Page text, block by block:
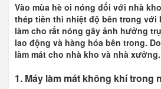
Vào mùa hè oi nóng đối với nhà
thép tiền thì nhiệt độ bên trong với
làm cho rất nóng gây ảnh hưởng
lao động và hàng hóa bên trong.
làm mát cho nhà kho và nhà xưởng.
1. Máy làm mát không khí trong